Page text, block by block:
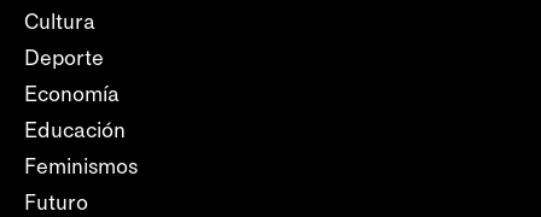
Cultura
Deporte
Economía
Educación
Feminismos
Futuro